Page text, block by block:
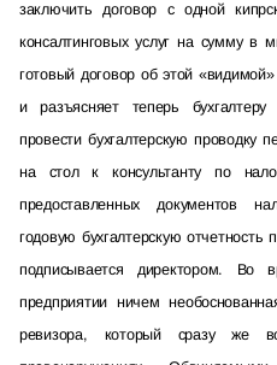
заключить договор с одной
консалтинговых услуг на сумму в
готовый договор об этой
и разъясняет теперь
провести бухгалтерскую проводку
на стол к консультанту по
предоставленных документов
годовую бухгалтерскую отчетность
подписывается директором. Во
предприятии ничем
ревизора, который сразу же